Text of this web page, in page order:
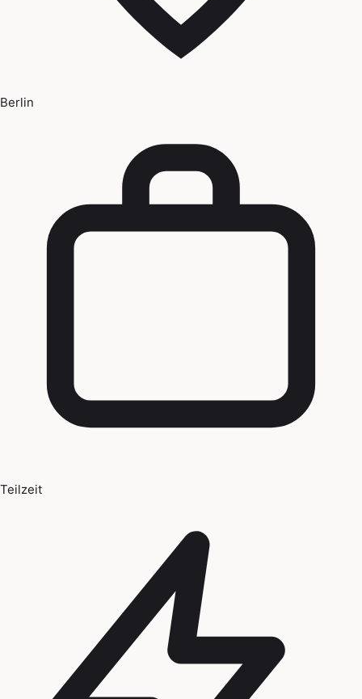
Berlin
Teilzeit